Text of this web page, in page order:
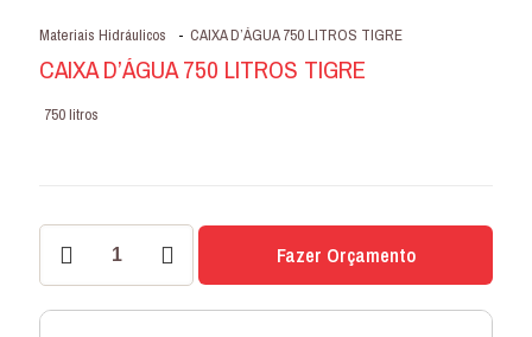
Materiais Hidráulicos - CAIXA D’ÁGUA 750 LITROS TIGRE
CAIXA D’ÁGUA 750 LITROS TIGRE
750 litros
CAIXA
D’ÁGUA
750
TIGRE
Fazer Orçamento